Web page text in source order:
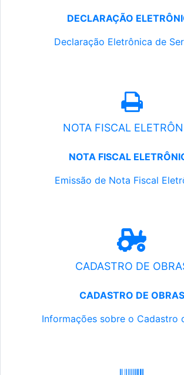
DECLARAÇÃO
Declaração Eletrônica de
NOTA FISCAL
NOTA FISCAL
Emissão de Nota Fiscal
CADASTRO DE
CADASTRO DE OBRAS
Informações sobre o Cadastro